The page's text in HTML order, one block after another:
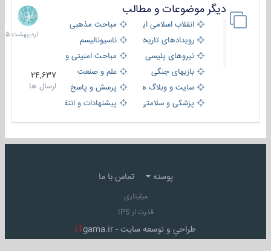
دیگر موضوعات و مطالب
انقلاب اسلامی ایران
مباحث مذهبی
رویدادهای تاریخی و مذهبیناسیونالیسم
نیروهای پلیسی
مباحث امنیتی و اطلاعاتی
بازیهای جنگی
علم و صنعت
سایت و وبلاگ ها
پرسش و پاسخ
پزشکی و سلامتی
پیشنهادات و انتقادات
24,637
ارسال ها
8
1405
پوسته تماس با ما
میلیتاری
قدرت از IPS
طراحي و توسعه سايت - iTgama.ir